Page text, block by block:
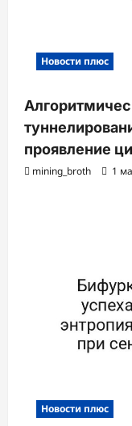
Новости плюс
проявление
mining_broth 1
Новости плюс